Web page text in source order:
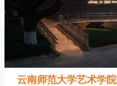
云南师范大学艺术学院